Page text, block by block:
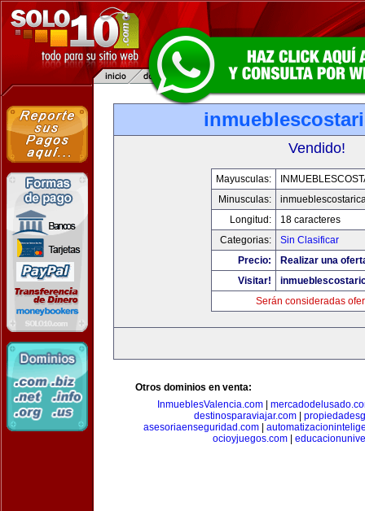
Vendido!
Mayusculas:
Minusculas:
Longitud:
18 caracteres
Categorias:
Sin Clasificar
Precio:
Realizar una
Visitar!
Serán consideradas
Otros dominios en venta:
InmueblesValencia.com|
destinosparaviajar.com
asesoriaenseguridad.com|
ocioyjuegos.com|